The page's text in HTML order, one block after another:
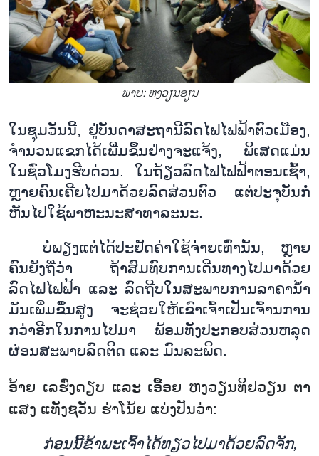
ພາບ: ຫງວຽນ​ອຽ​ນ
ໃນຊຸມວັນນີ້, ຢູ່ບັນດາສະຖານີລົດໄຟໄຟຟ້າຕົວເມືອງ,
ຈຳນວນແຂກໄດ້ເພີ່ມຂຶ້ນຢ່າງຈະແຈ້ງ, ພິເສດແມ່ນ
ໃນຊົ່ວໂມງຮີບດ່ວນ. ໃນຖ້ຽວລົດໄຟໄຟຟ້າຕອນເຊົາ,
ຫຼາຍຄົນເຄີຍໄປມາດ້ວຍລົດສ່ວນຕົວ ແຕ່ປະຈຸບັນກໍ່
ຫັນໄປໃຊ້ພາຫະນະສາທາລະນະ.
ບໍ່ພຽງແຕ່ໄດ້ປະຢັດຄ່າໃຊ້ຈາຍເທົ່ານັ້ນ, ຫຼາຍ
ຄົນຍັງຖືວ່າ ຖ້າສົມທົບການເດີນທາງໄປມາດ້ວຍ
ລົດໄຟໄຟຟ້າ ແລະ ລົດຖີບໃນສະພາບການລາຄານ້ຳ
ມັນເພິ່ມຂຶ້ນສູງ ຈະຊ່ວຍໃຫ້ເຂົາເຈົ້າເປັນເຈົ້ານການ
ກວ່າອີກໃນການໄປມາ ພ້ອມທັງປະກອບສ່ວນຫລຸດ
ຜ່ອນສະພາບລົດຕິດ ແລະ ມົນລະພິດ.
ອ້າຍ ເລຮົ່ງດຽບ ແລະ ເອື້ອຍ ຫງວຽນທິຢວຽນ ຕາ
ແສງ ແທັງຊວັນ ຮ່າໂນ້ຍ ແບ່ງປັນວ່າ:
ກ່ອນນີ້ຂ້າພະເຈົ້າໄດ້ທຽວໄປມາດ້ວຍລົດຈັກ,